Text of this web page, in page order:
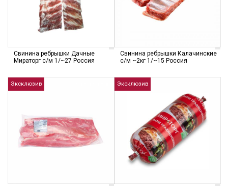
Свинина ребрышки Дачные
Мираторг с/м 1/~27 Россия
Свинина ребрышки Калачинские
с/м ~2кг 1/~15 Россия
Эксклюзив Эксклюзив